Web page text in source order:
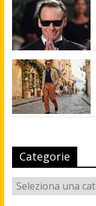
Categorie
Categorie